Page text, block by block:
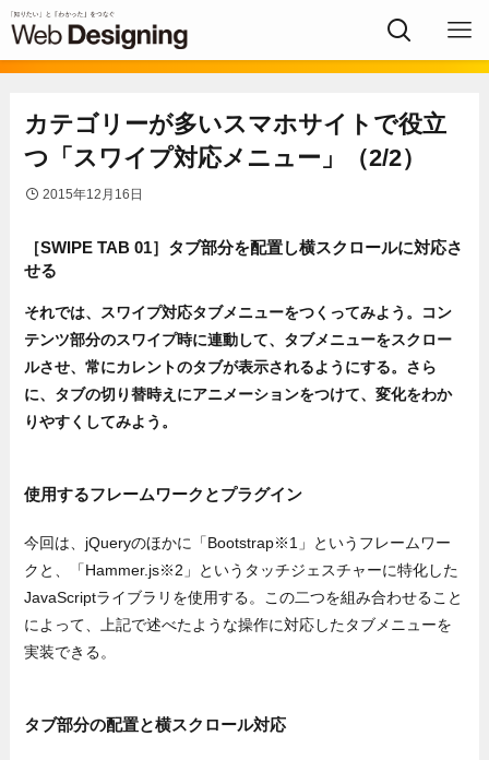
カテゴリーが多いスマホサイトで役立
つ「スワイプ対応メニュー」（2/2）
2015年12月16日
［SWIPE TAB 01］タブ部分を配置し横スクロールに対応さ
せる
それでは、スワイプ対応タブメニューをつくってみよう。コン
テンツ部分のスワイプ時に連動して、タブメニューをスクロー
ルさせ、常にカレントのタブが表示されるようにする。さら
に、タブの切り替時えにアニメーションをつけて、変化をわか
りやすくしてみよう。
使用するフレームワークとプラグイン
今回は、jQueryのほかに「Bootstrap※1」というフレームワー
クと、「Hammer.js※2」というタッチジェスチャーに特化した
JavaScriptライブラリを使用する。この二つを組み合わせること
によって、上記で述べたような操作に対応したタブメニューを
実装できる。
タブ部分の配置と横スクロール対応